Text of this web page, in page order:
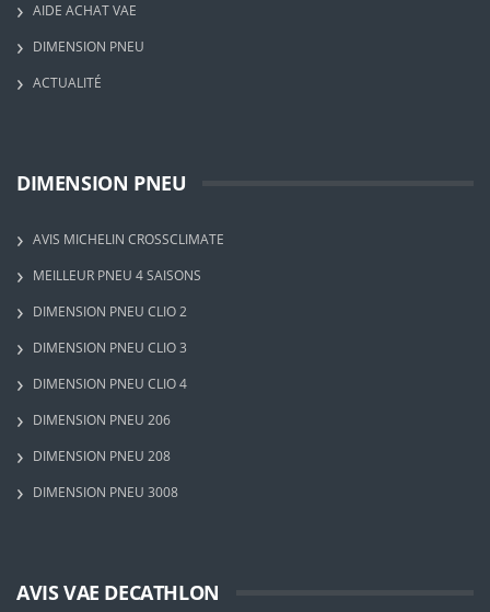
AIDE ACHAT VAE
DIMENSION PNEU
ACTUALITÉ
DIMENSION PNEU
AVIS MICHELIN CROSSCLIMATE
MEILLEUR PNEU 4 SAISONS
DIMENSION PNEU CLIO 2
DIMENSION PNEU CLIO 3
DIMENSION PNEU CLIO 4
DIMENSION PNEU 206
DIMENSION PNEU 208
DIMENSION PNEU 3008
AVIS VAE DECATHLON